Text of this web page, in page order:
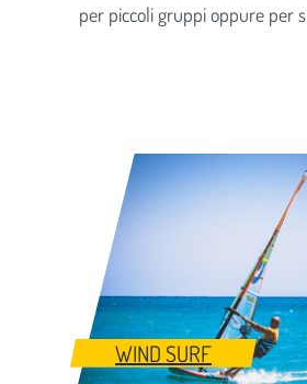
per piccoli gruppi oppure per
WIND SURF